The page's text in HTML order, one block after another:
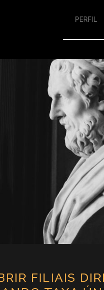
PERFIL
FILIAIS